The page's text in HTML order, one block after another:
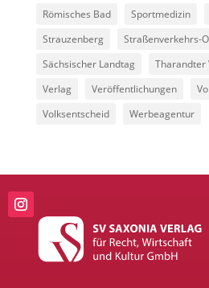
Römisches Bad
Sportmedizin
Strauzenberg
Straßenverkehrs-
Sächsischer Landtag
Tharandter
Verlag
Veröffentlichungen
Volksentscheid
Werbeagentur